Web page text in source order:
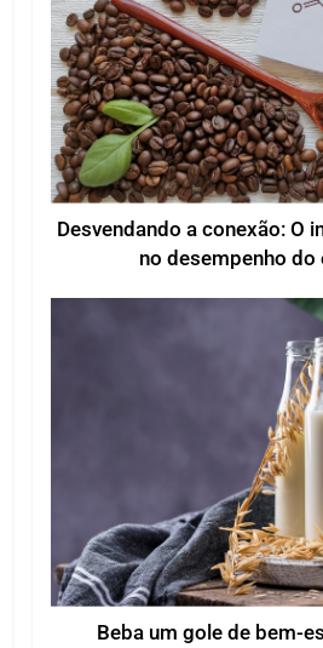
Desvendando a conexão: O
no desempenho do
Beba um gole de bem-